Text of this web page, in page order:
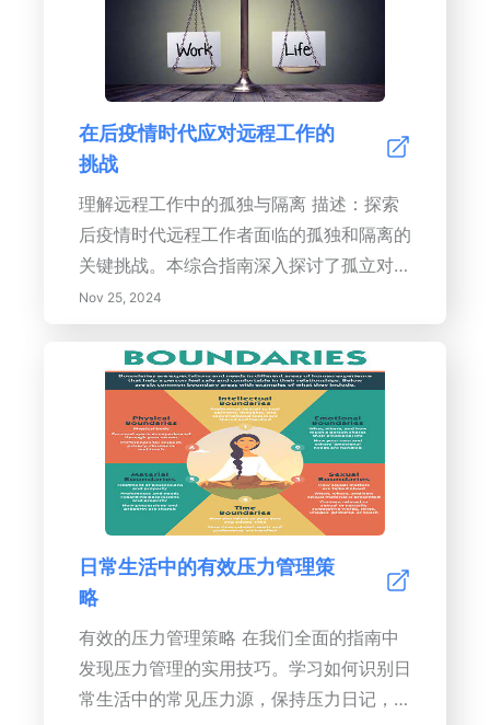
作为个人成长的手段。创建一个支持性的家
庭环境，激发创造力，促进终身学习，帮助
您以韧性和适应力应对生活的挑战。 关键
词：目标设定、生产力工具、时间管理、委
托策略、工作与生活平衡、持续学习、个人
成长。
急、紧急但不重要以及既不紧急也不重
要。- 艾森豪威尔矩阵的好处：揭示这种工
具如何明确优先事项，减少负担，促进主动
规划，并最终改善工作与生活的平衡。- 实
施步骤：获得关于列出任务、评估任务的紧
急性和重要性的实用技巧，并有效管理您的
时间。主要好处：- 改善任务优先级：区分
重要和不重要的事项，确保专注于高价值活
动。- 提升专注力：致力于重要的长期目
标，减少压力，避免职业倦怠。- 主动时间
管理：从被动转变为主动心态，更智能地安
排日程并更好地分配资源。拥抱艾森豪威尔
矩阵，以简化您的工作流程，提高生产力，
并将您的日常行动与长期目标对齐。
在后疫情时代应对远程工作的
挑战
理解远程工作中的孤独与隔离 描述：探索
后疫情时代远程工作者面临的孤独和隔离的
关键挑战。本综合指南深入探讨了孤立对心
理健康的影响，提供了通过定期检查、虚拟
团队建设活动以及利用技术建立联系来对抗
孤独的有效策略。了解促进心理健康意识和
发展健康的工作与生活平衡的重要性。发现
创建专用工作空间、建立常规和利用提高工
作效率的工具的实用技巧，同时管理家庭环
境中的干扰。该资源专注于开放沟通和员工
福祉，旨在帮助组织培养支持性的远程工作
文化，确保团队凝聚力加强和整体表现提
升。
Nov 25, 2024
日常生活中的有效压力管理策
略
有效的压力管理策略 在我们全面的指南中
发现压力管理的实用技巧。学习如何识别日
常生活中的常见压力源，保持压力日记，以